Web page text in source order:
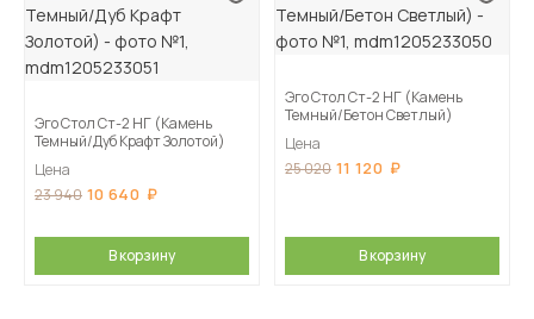
Эго Стол Ст-2 НГ (Камень
Темный/Дуб Крафт Золотой)
Цена
23 940 10 640
В корзину
Эго Стол Ст-2 НГ (Камень
Темный/Бетон Светлый)
Цена
25 020 11 120
В корзину